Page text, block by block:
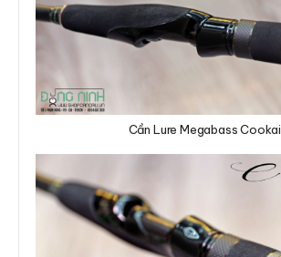
Cần Lure Megabass Cookai